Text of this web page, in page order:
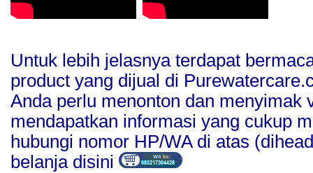
Untuk lebih jelasnya terdapat
product yang dijual di
Anda perlu menonton dan menyimak
mendapatkan informasi yang cukup
hubungi nomor HP/WA di atas
belanja disini